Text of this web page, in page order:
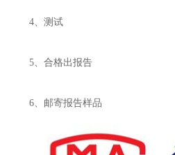
4、测试
5、合格出报告
6、邮寄报告样品